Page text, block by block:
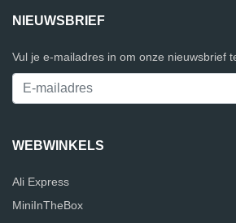
NIEUWSBRIEF
Vul je e-mailadres in om onze nieuwsbrief
WEBWINKELS
Ali Express
MiniInTheBox